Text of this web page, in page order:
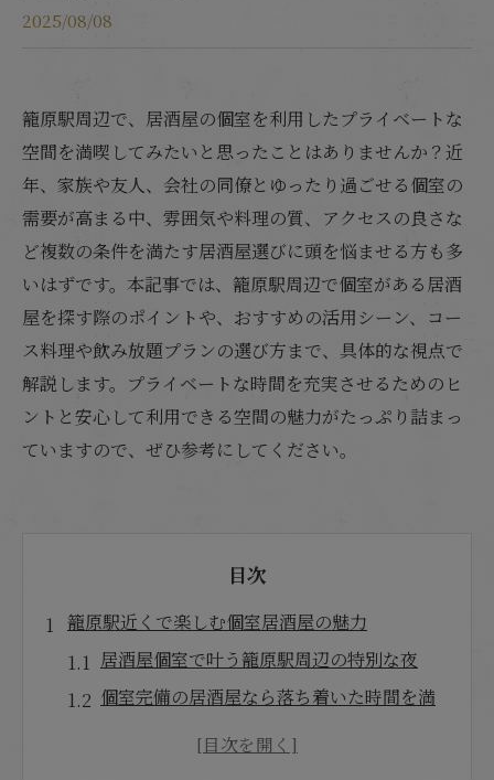
2025/08/08
籠原駅周辺で、居酒屋の個室を利用したプライベートな
空間を満喫してみたいと思ったことはありませんか？近
年、家族や友人、会社の同僚とゆったり過ごせる個室の
需要が高まる中、雰囲気や料理の質、アクセスの良さな
ど複数の条件を満たす居酒屋選びに頭を悩ませる方も多
いはずです。本記事では、籠原駅周辺で個室がある居酒
屋を探す際のポイントや、おすすめの活用シーン、コー
ス料理や飲み放題プランの選び方まで、具体的な視点で
解説します。プライベートな時間を充実させるためのヒ
ントと安心して利用できる空間の魅力がたっぷり詰まっ
ていますので、ぜひ参考にしてください。
目次
籠原駅近くで楽しむ個室居酒屋の魅力
居酒屋個室で叶う籠原駅周辺の特別な夜
個室完備の居酒屋なら落ち着いた時間を満